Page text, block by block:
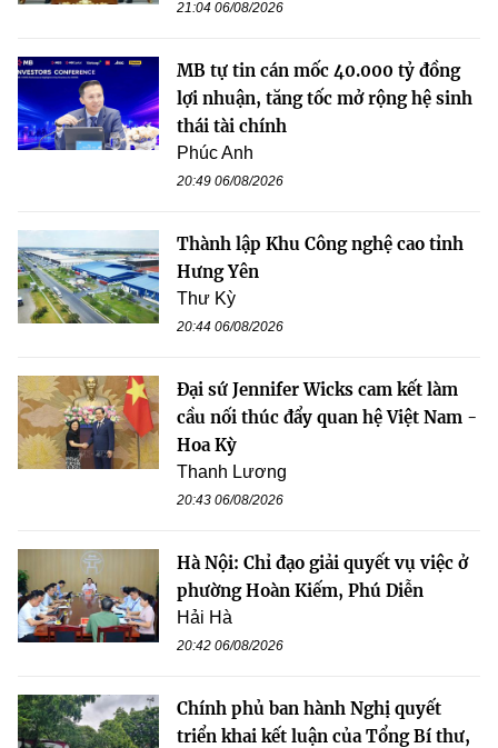
21:04 06/08/2026
MB tự tin cán mốc 40.000 tỷ đồng
lợi nhuận, tăng tốc mở rộng hệ sinh
thái tài chính
Phúc Anh
20:49 06/08/2026
Thành lập Khu Công nghệ cao tỉnh
Hưng Yên
Thư Kỳ
20:44 06/08/2026
Đại sứ Jennifer Wicks cam kết làm
cầu nối thúc đẩy quan hệ Việt Nam -
Hoa Kỳ
Thanh Lương
20:43 06/08/2026
Hà Nội: Chỉ đạo giải quyết vụ việc ở
phường Hoàn Kiếm, Phú Diễn
Hải Hà
20:42 06/08/2026
Chính phủ ban hành Nghị quyết
triển khai kết luận của Tổng Bí thư,